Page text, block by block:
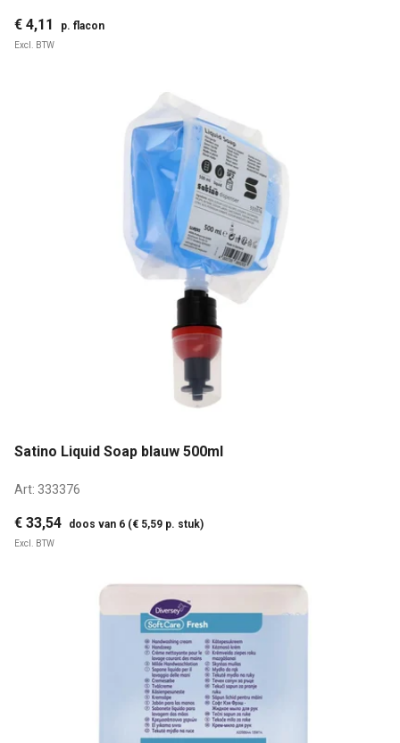
€ 4,11 p. flacon
Excl. BTW
Satino Liquid Soap blauw 500ml
Art: 333376
€ 33,54 doos van 6 (€ 5,59 p. stuk)
Excl. BTW